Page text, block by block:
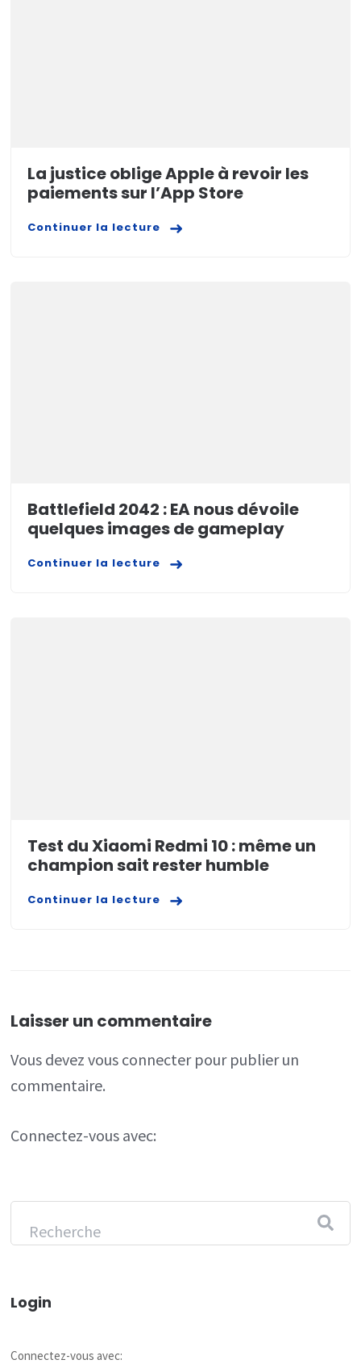
La justice oblige Apple à revoir les
paiements sur l’App Store
Continuer la lecture
Battlefield 2042 : EA nous dévoile
quelques images de gameplay
Continuer la lecture
Test du Xiaomi Redmi 10 : même un
champion sait rester humble
Continuer la lecture
Laisser un commentaire
Vous devezvous connecterpour publier un
commentaire.
Connectez-vous avec:
Login
Connectez-vous avec: